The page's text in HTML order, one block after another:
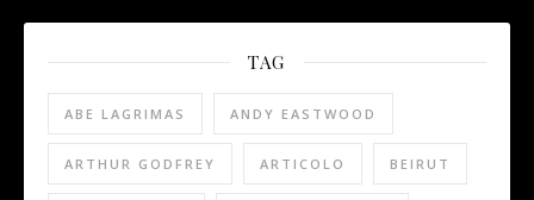
TAG
ABE LAGRIMAS ANDY EASTWOOD
ARTHUR GODFREY ARTICOLO BEIRUT